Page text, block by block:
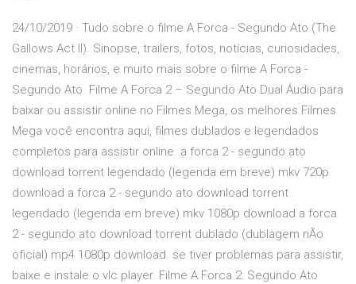
24/10/2019 · Tudo sobre o filme A Forca - Segundo Ato (The
Gallows Act II). Sinopse, trailers, fotos, notícias, curiosidades,
cinemas, horários, e muito mais sobre o filme A Forca -
Segundo Ato. Filme A Forca 2 – Segundo Ato Dual Áudio para
baixar ou assistir online no Filmes Mega, os melhores Filmes
Mega você encontra aqui, filmes dublados e legendados
completos para assistir online. a forca 2 - segundo ato
download torrent legendado (legenda em breve) mkv 720p
download a forca 2 - segundo ato download torrent
legendado (legenda em breve) mkv 1080p download a forca
2 - segundo ato download torrent dublado (dublagem nÃo
oficial) mp4 1080p download. se tiver problemas para assistir,
baixe e instale o vlc player. Filme A Forca 2: Segundo Ato